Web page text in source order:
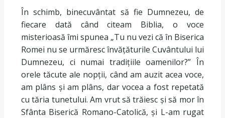
În schimb, binecuvântat să fie Dumnezeu, de
fiecare dată când citeam Biblia, o voce
misterioasă îmi spunea „Tu nu vezi că în Biserica
Romei nu se urmăresc învățăturile Cuvântului lui
Dumnezeu, ci numai tradițiile oamenilor?” În
orele tăcute ale nopții, când am auzit acea voce,
am plâns și am plâns, dar vocea a fost repetată
cu tăria tunetului. Am vrut să trăiesc și să mor în
Sfânta Biserică Romano-Catolică, și L-am rugat